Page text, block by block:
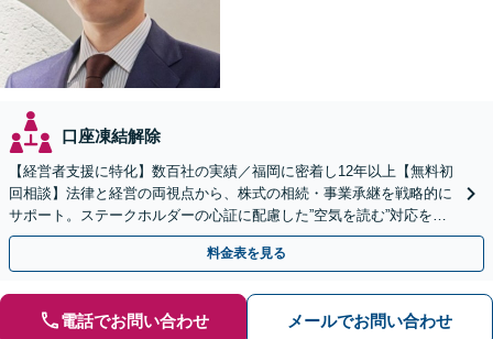
口座凍結解除
【経営者支援に特化】数百社の実績／福岡に密着し12年以上【無料初
回相談】法律と経営の両視点から、株式の相続・事業承継を戦略的に
サポート。ステークホルダーの心証に配慮した”空気を読む”対応を強
みに、円満な解決を目指します【天神駅１分】
料金表を見る
電話でお問い合わせ メールでお問い合わせ